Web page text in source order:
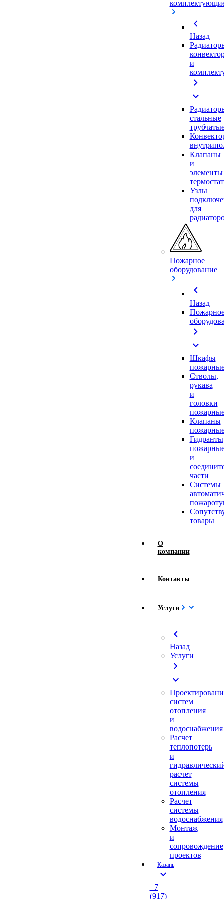
chevron_left
Назад
и
chevron_right
expand_more
стальные
Клапаны
и
элементы
Узлы
для
Пожарное
оборудование
chevron_left
Назад
chevron_right
expand_more
Шкафы
Стволы,
рукава
и
головки
Клапаны
Гидранты
и
части
Системы
товары
О
компании
Контакты
Услуги
chevron_left
Назад
Услуги
chevron_right
expand_more
систем
отопления
и
водоснабжения
Расчет
теплопотерь
и
расчет
системы
отопления
Расчет
системы
водоснабжения
Монтаж
и
сопровождение
проектов
Казань
expand_more
+7
(917)